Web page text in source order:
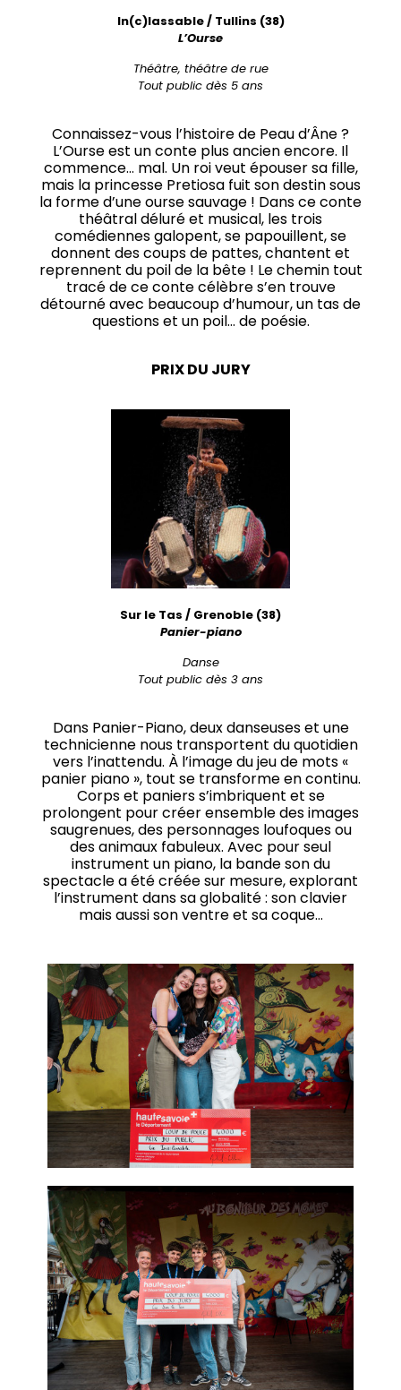
In(c)lassable / Tullins (38)
L’Ourse
Théâtre, théâtre de rue
Tout public dès 5 ans
Connaissez-vous l’histoire de Peau d’Âne ?
L’Ourse est un conte plus ancien encore. Il
commence… mal. Un roi veut épouser sa fille,
mais la princesse Pretiosa fuit son destin sous
la forme d’une ourse sauvage ! Dans ce conte
théâtral déluré et musical, les trois
comédiennes galopent, se papouillent, se
donnent des coups de pattes, chantent et
reprennent du poil de la bête ! Le chemin tout
tracé de ce conte célèbre s’en trouve
détourné avec beaucoup d’humour, un tas de
questions et un poil… de poésie.
PRIX DU JURY
Sur le Tas / Grenoble (38)
Panier-piano
Danse
Tout public dès 3 ans
Dans Panier-Piano, deux danseuses et une
technicienne nous transportent du quotidien
vers l’inattendu. À l’image du jeu de mots «
panier piano », tout se transforme en continu.
Corps et paniers s’imbriquent et se
prolongent pour créer ensemble des images
saugrenues, des personnages loufoques ou
des animaux fabuleux. Avec pour seul
instrument un piano, la bande son du
spectacle a été créée sur mesure, explorant
l’instrument dans sa globalité : son clavier
mais aussi son ventre et sa coque…